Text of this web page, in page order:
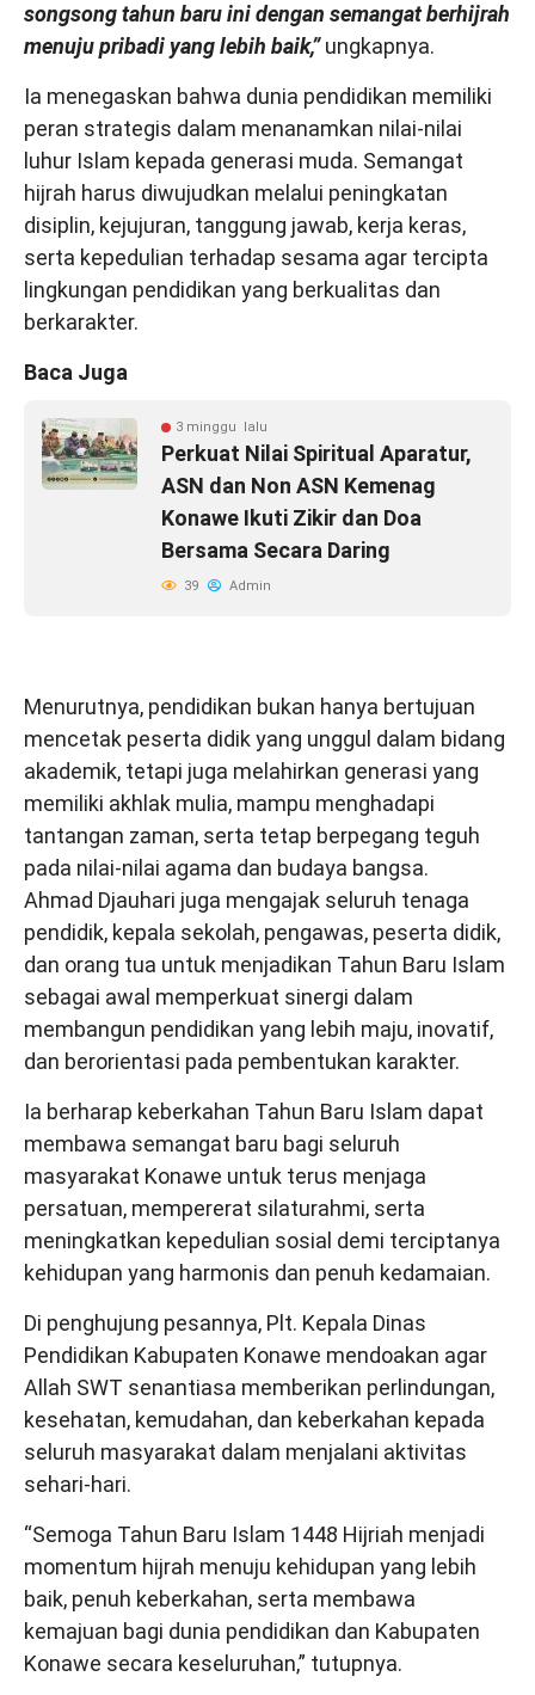
songsong tahun baru ini dengan semangat berhijrah
menuju pribadi yang lebih baik,” ungkapnya.
Ia menegaskan bahwa dunia pendidikan memiliki
peran strategis dalam menanamkan nilai-nilai
luhur Islam kepada generasi muda. Semangat
hijrah harus diwujudkan melalui peningkatan
disiplin, kejujuran, tanggung jawab, kerja keras,
serta kepedulian terhadap sesama agar tercipta
lingkungan pendidikan yang berkualitas dan
berkarakter.
Baca Juga
3 minggu lalu
Perkuat Nilai Spiritual Aparatur,
ASN dan Non ASN Kemenag
Konawe Ikuti Zikir dan Doa
Bersama Secara Daring
39 Admin
Menurutnya, pendidikan bukan hanya bertujuan
mencetak peserta didik yang unggul dalam bidang
akademik, tetapi juga melahirkan generasi yang
memiliki akhlak mulia, mampu menghadapi
tantangan zaman, serta tetap berpegang teguh
pada nilai-nilai agama dan budaya bangsa.
Ahmad Djauhari juga mengajak seluruh tenaga
pendidik, kepala sekolah, pengawas, peserta didik,
dan orang tua untuk menjadikan Tahun Baru Islam
sebagai awal memperkuat sinergi dalam
membangun pendidikan yang lebih maju, inovatif,
dan berorientasi pada pembentukan karakter.
Ia berharap keberkahan Tahun Baru Islam dapat
membawa semangat baru bagi seluruh
masyarakat Konawe untuk terus menjaga
persatuan, mempererat silaturahmi, serta
meningkatkan kepedulian sosial demi terciptanya
kehidupan yang harmonis dan penuh kedamaian.
Di penghujung pesannya, Plt. Kepala Dinas
Pendidikan Kabupaten Konawe mendoakan agar
Allah SWT senantiasa memberikan perlindungan,
kesehatan, kemudahan, dan keberkahan kepada
seluruh masyarakat dalam menjalani aktivitas
sehari-hari.
“Semoga Tahun Baru Islam 1448 Hijriah menjadi
momentum hijrah menuju kehidupan yang lebih
baik, penuh keberkahan, serta membawa
kemajuan bagi dunia pendidikan dan Kabupaten
Konawe secara keseluruhan,” tutupnya.